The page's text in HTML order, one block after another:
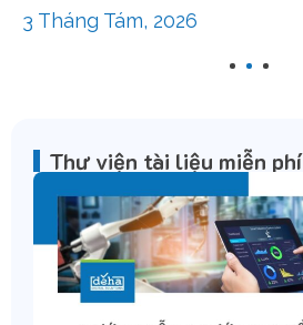
3 Tháng Tám, 2026
Thư viện tài liệu miễn phí